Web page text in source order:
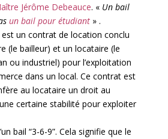
Jérôme Debeauce. « Un bail
un bail pour étudiant» .
un contrat de location conclu
(le bailleur) et un locataire (le
ou industriel) pour l’exploitation
dans un local. Ce contrat est
au locataire un droit au
certaine stabilité pour exploiter
bail “3-6-9”. Cela signifie que le